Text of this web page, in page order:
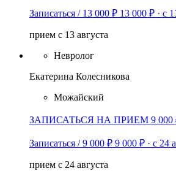
Записаться / 13 000 ₽ 13 000 ₽ · с
прием с 13 августа
Невролог
Екатерина Колесникова
Можайский
ЗАПИСАТЬСЯ НА ПРИЕМ 9 000
Записаться / 9 000 ₽ 9 000 ₽ · с 24
прием с 24 августа